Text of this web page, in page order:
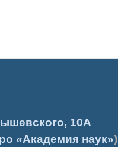
10А
«Академия наук»)